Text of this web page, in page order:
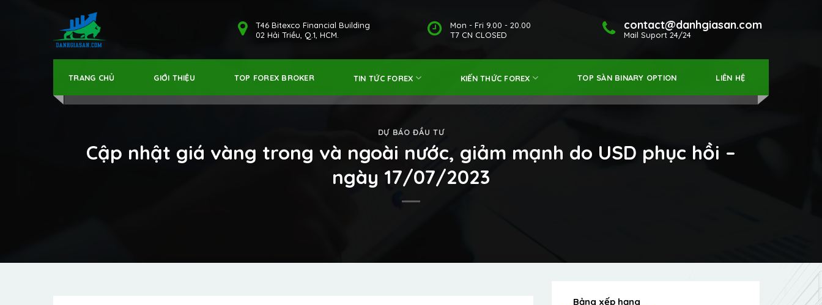
contact@danhgiasan.com
Mail Suport 24/24
Mon - Fri 9.00 - 20.00
T7 CN CLOSED
T46 Bitexco Financial Building
02 Hải Triều, Q.1, HCM.
TRANG CHỦ GIỚI THIỆU TOP FOREX BROKER TIN TỨC FOREX KIẾN THỨC FOREX TOP SÀN BINARY OPTION LIÊN HỆ
DỰ BÁO ĐẦU TƯ
Cập nhật giá vàng trong và ngoài nước, giảm mạnh do USD phục hồi –
ngày 17/07/2023
Bảng xếp hạng